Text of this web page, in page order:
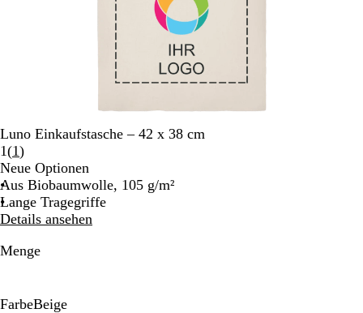
Luno Einkaufstasche – 42 x 38 cm
1(1Bewertungen
1
lesen
)
Neue Optionen
Aus Biobaumwolle, 105 g/m²
Lange Tragegriffe
Details ansehen
Menge
FarbeBeige